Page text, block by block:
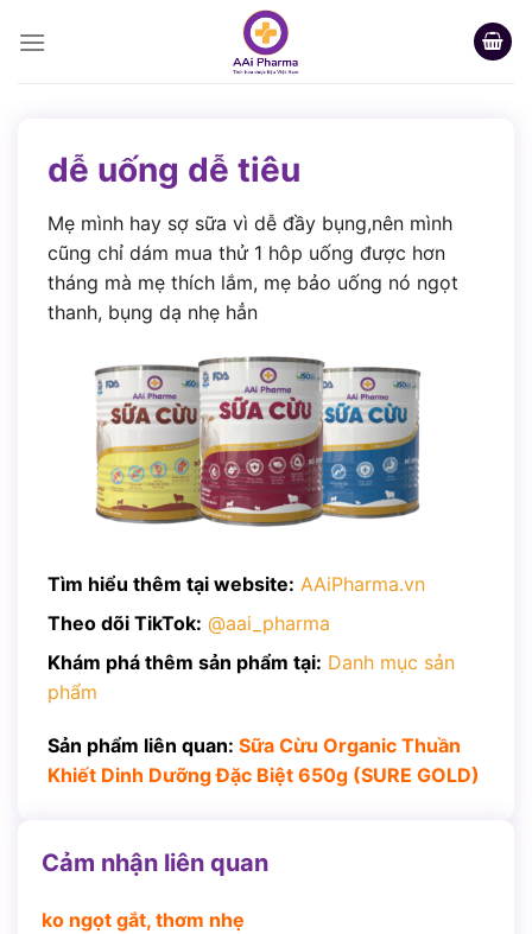
dễ uống dễ tiêu
Mẹ mình hay sợ sữa vì dễ đầy bụng,nên mình
cũng chỉ dám mua thử 1 hôp uống được hơn
tháng mà mẹ thích lắm, mẹ bảo uống nó ngọt
thanh, bụng dạ nhẹ hẳn
Tìm hiểu thêm tại website: AAiPharma.vn
Theo dõi TikTok: @aai_pharma
Khám phá thêm sản phẩm tại: Danh mục sản
phẩm
Sản phẩm liên quan: Sữa Cừu Organic Thuần
Khiết Dinh Dưỡng Đặc Biệt 650g (SURE GOLD)
Cảm nhận liên quan
ko ngọt gắt, thơm nhẹ